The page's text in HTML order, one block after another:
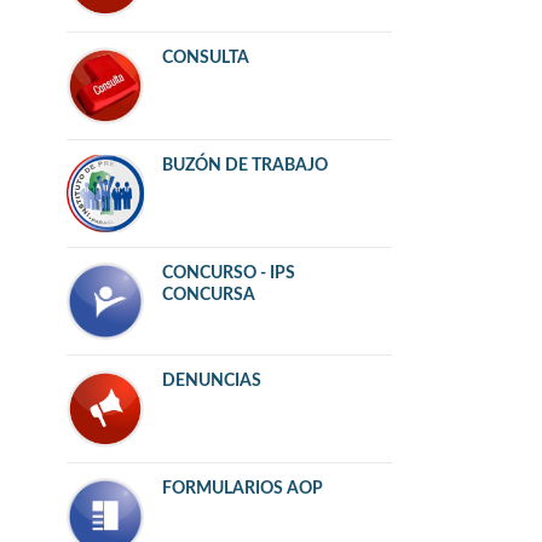
CONSULTA
BUZÓN DE TRABAJO
CONCURSO - IPS
CONCURSA
DENUNCIAS
FORMULARIOS AOP